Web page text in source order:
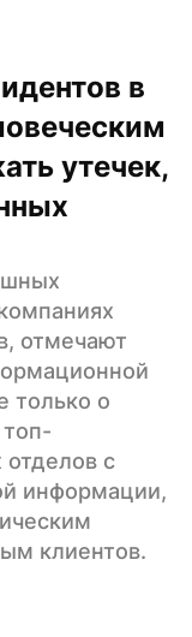
в
утечек,
отмечают
только о
с
информации,
клиентов.